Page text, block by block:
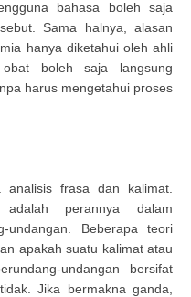
bahasa boleh saja
Sama halnya, alasan
hanya diketahui oleh ahli
boleh saja langsung
harus mengetahui proses
analisis frasa dan kalimat.
adalah perannya dalam
undangan. Beberapa teori
apakah suatu kalimat atau
undangan bersifat
Jika bermakna ganda,